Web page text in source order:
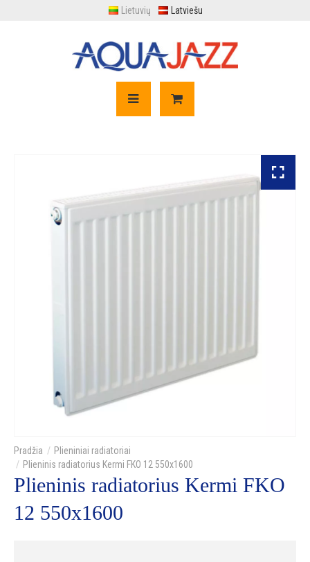
Lietuvių Latviešu
Plieniniai radiatoriai
Plieninis radiatorius Kermi FKO 12 550x1600
Plieninis radiatorius Kermi FKO
12 550x1600